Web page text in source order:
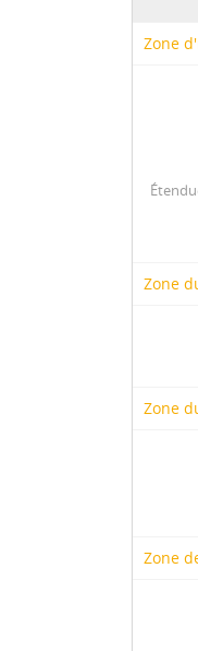
Zone
Zone
Zone
Zone